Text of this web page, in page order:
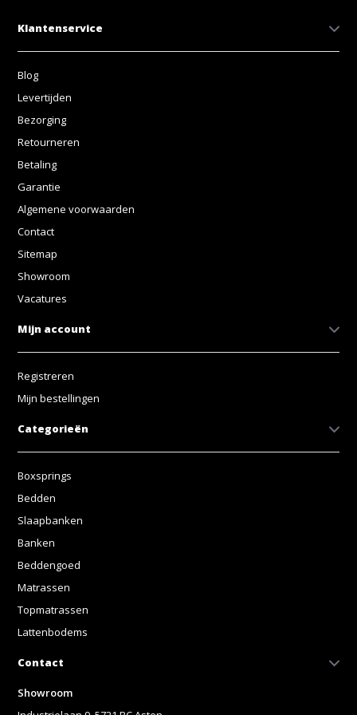
Klantenservice
Blog
Levertijden
Bezorging
Retourneren
Betaling
Garantie
Algemene voorwaarden
Contact
Sitemap
Showroom
Vacatures
Mijn account
Registreren
Mijn bestellingen
Categorieën
Boxsprings
Bedden
Slaapbanken
Banken
Beddengoed
Matrassen
Topmatrassen
Lattenbodems
Contact
Showroom